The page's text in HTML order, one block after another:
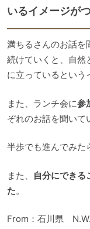
いるイメージが
満ちるさんのお話を
続けていくと、自然
に立っているという
また、ランチ会に参
ぞれのお話を聞いて
半歩でも進んでみた
また、
自分にできる
た。
From：石川県